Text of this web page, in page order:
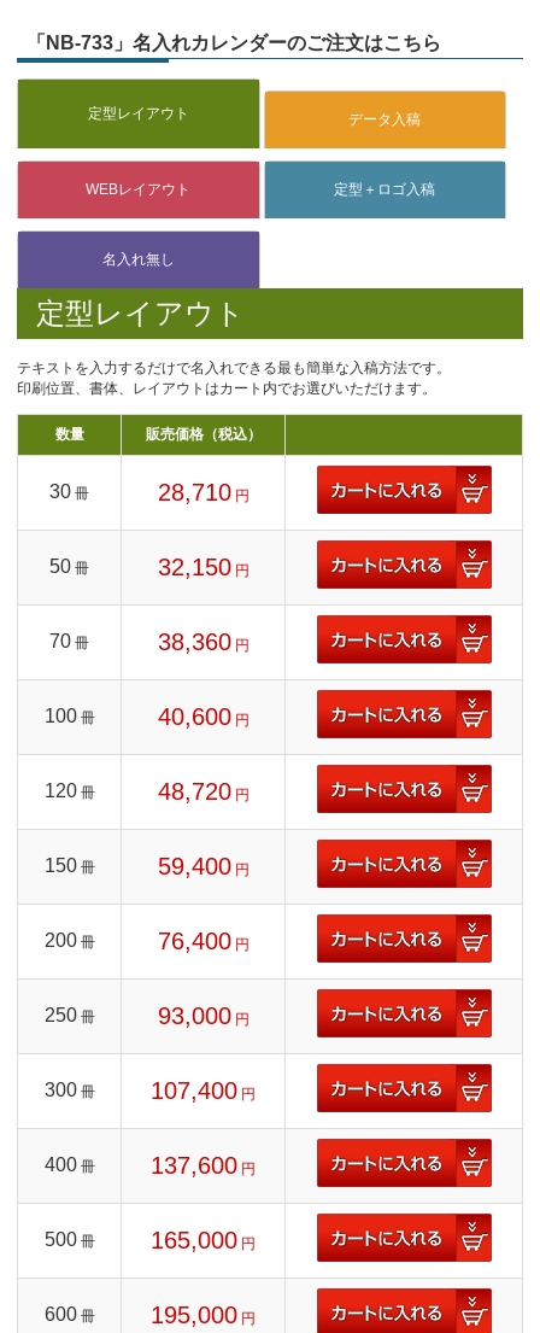
「NB-733」名入れカレンダーのご注文はこちら
定型レイアウト
テキストを入力するだけで名入れできる最も簡単な入稿方法です。
印刷位置、書体、レイアウトはカート内でお選びいただけます。
数量 販売価格（税込）
30 冊 28,710 円
50 冊 32,150 円
70 冊 38,360 円
100 冊 40,600 円
120 冊 48,720 円
150 冊 59,400 円
200 冊 76,400 円
250 冊 93,000 円
300 冊 107,400 円
400 冊 137,600 円
500 冊 165,000 円
600 冊 195,000 円